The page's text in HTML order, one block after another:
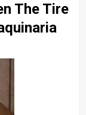
The Tire